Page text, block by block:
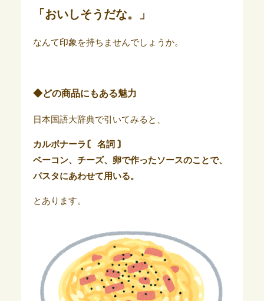
「おいしそうだな。」
なんて印象を持ちませんでしょうか。
◆どの商品にもある魅力
日本国語大辞典で引いてみると、
カルボナーラ〘 名詞 〙
ベーコン、チーズ、卵で作ったソースのことで、
パスタにあわせて用いる。
とあります。